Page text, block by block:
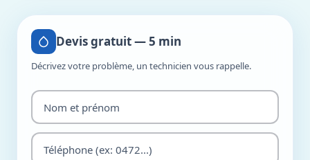
Devis gratuit — 5 min
Décrivez votre problème, un technicien vous rappelle.